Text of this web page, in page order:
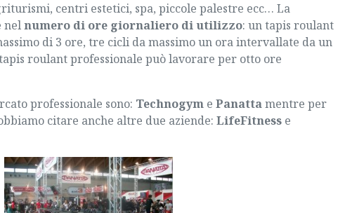
centri estetici, spa, piccole palestre ecc… La
nelnumero di ore giornaliero di utilizzo: un tapis roulant
di 3 ore, tre cicli da massimo un ora intervallate da un
roulant professionale può lavorare per otto ore
professionale sono: Technogym e Panattamentre per
citare anche altre due aziende: LifeFitness e